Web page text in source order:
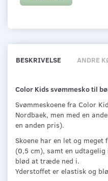
BESKRIVELSE ANDRE
Color Kids svømmesko til
Svømmeskoene fra Color
Nordbaek, men med en
en anden pris).
Skoene har en let og
(0,5 cm), samt en
blød at træde ned i.
Yderstoffet er elastisk og